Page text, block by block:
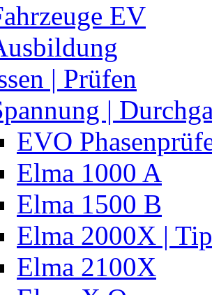
EV
| Prüfen
|
EVO
Elma 1000 A
Elma 1500 B
Elma 2000X |
Elma 2100X